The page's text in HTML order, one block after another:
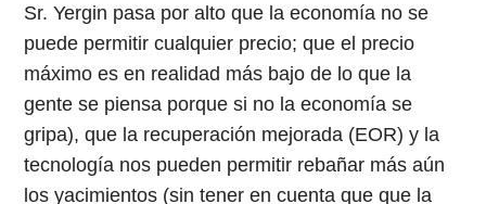
Sr. Yergin pasa por alto que la economía no se
puede permitir cualquier precio; que el precio
máximo es en realidad más bajo de lo que la
gente se piensa porque si no la economía se
gripa), que la recuperación mejorada (EOR) y la
tecnología nos pueden permitir rebañar más aún
los yacimientos (sin tener en cuenta que que la